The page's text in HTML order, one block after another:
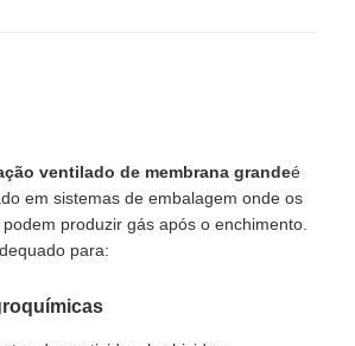
ventilado de membrana grandeé
em sistemas de embalagem onde os
produzir gás após o enchimento.
para: